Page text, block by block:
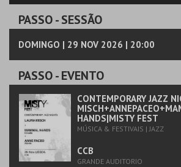
PASSO- SESSÃO
DOMINGO | 29 NOV 2026 | 20:00
PASSO- EVENTO
CONTEMPORARY JAZZ
HANDS|MISTY FEST
MÚSICA & FESTIVAIS | JAZZ
CCB
GRANDE AUDITORIO